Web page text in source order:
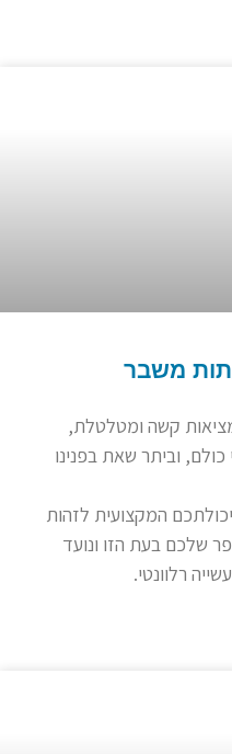
משבר
קשה ומטלטלת,
וביתר שאת בפנינו
המקצועית לזהות
בעת הזו ונועד
רלוונטי.